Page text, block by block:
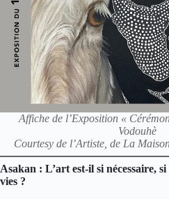
Affiche de l’Exposition «
Vodouhè
Courtesy de l’Artiste, de La
Asakan : L’art est-il si nécessaire,
vies ?